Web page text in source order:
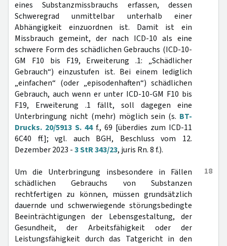
eines Substanzmissbrauchs erfassen, dessen
Schweregrad unmittelbar unterhalb einer
Abhängigkeit einzuordnen ist. Damit ist ein
Missbrauch gemeint, der nach ICD-10 als eine
schwere Form des schädlichen Gebrauchs (ICD-10-
GM F10 bis F19, Erweiterung .1: „Schädlicher
Gebrauch“) einzustufen ist. Bei einem lediglich
„einfachen“ (oder „episodenhaften“) schädlichen
Gebrauch, auch wenn er unter ICD-10-GM F10 bis
F19, Erweiterung .1 fällt, soll dagegen eine
Unterbringung nicht (mehr) möglich sein (s. BT-
Drucks. 20/5913 S. 44f., 69 [überdies zum ICD-11
6C40 ff.]; vgl. auch BGH, Beschluss vom 12.
Dezember 2023 -3 StR 343/23, juris Rn. 8 f.).
18
Um die Unterbringung insbesondere in Fällen
schädlichen Gebrauchs von Substanzen
rechtfertigen zu können, müssen grundsätzlich
dauernde und schwerwiegende störungsbedingte
Beeinträchtigungen der Lebensgestaltung, der
Gesundheit, der Arbeitsfähigkeit oder der
Leistungsfähigkeit durch das Tatgericht in den